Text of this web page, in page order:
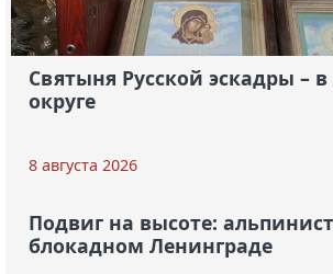
Святыня Русской эскадры –
округе
8 августа 2026
Подвиг на высоте:
блокадном Ленинграде